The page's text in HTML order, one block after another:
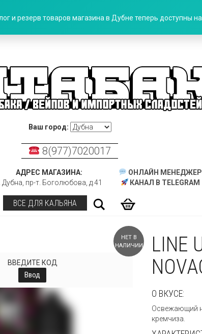
и резерв товаров магазина в Дубне теперь доступны
Ваш город:
8(977)7020017
АДРЕС МАГАЗИНА:
Дубна, пр-т. Боголюбова, д.41
ОНЛАЙН МЕНЕДЖЕР
КАНАЛ В TELEGRAM
ВСЕ ДЛЯ КАЛЬЯНА Поиск
НЕТ В
НАЛИЧИИ
ВВЕДИТЕ КОД
Ввод
LINE
О ВКУСЕ:
Освежающий
кремчиза.